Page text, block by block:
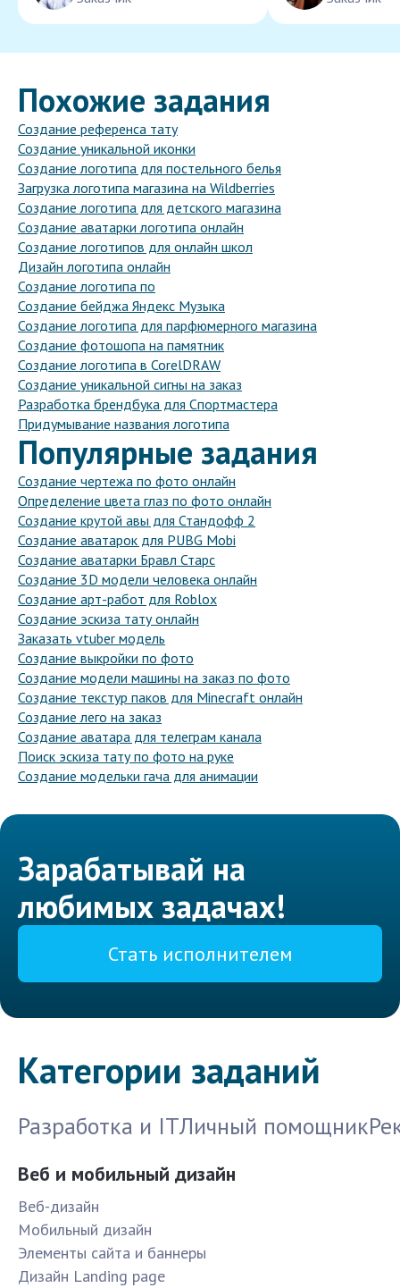
Похожие задания
Создание референса тату
Создание уникальной иконки
Создание логотипа для постельного белья
Загрузка логотипа магазина на Wildberries
Создание логотипа для детского магазина
Создание аватарки логотипа онлайн
Создание логотипов для онлайн школ
Дизайн логотипа онлайн
Создание логотипа по
Создание бейджа Яндекс Музыка
Создание логотипа для парфюмерного магазина
Создание фотошопа на памятник
Создание логотипа в CorelDRAW
Создание уникальной сигны на заказ
Разработка брендбука для Спортмастера
Придумывание названия логотипа
Популярные задания
Создание чертежа по фото онлайн
Определение цвета глаз по фото онлайн
Создание крутой авы для Стандофф 2
Создание аватарок для PUBG Mobi
Создание аватарки Бравл Старс
Создание 3D модели человека онлайн
Создание арт-работ для Roblox
Создание эскиза тату онлайн
Заказать vtuber модель
Создание выкройки по фото
Создание модели машины на заказ по фото
Создание текстур паков для Minecraft онлайн
Создание лего на заказ
Создание аватара для телеграм канала
Поиск эскиза тату по фото на руке
Создание модельки гача для анимации
Зарабатывай на
любимых задачах!
Стать исполнителем
Категории заданий
Разработка и ITЛичный помощник
Веб и мобильный дизайн
Веб-дизайн
Мобильный дизайн
Элементы сайта и баннеры
Дизайн Landing page